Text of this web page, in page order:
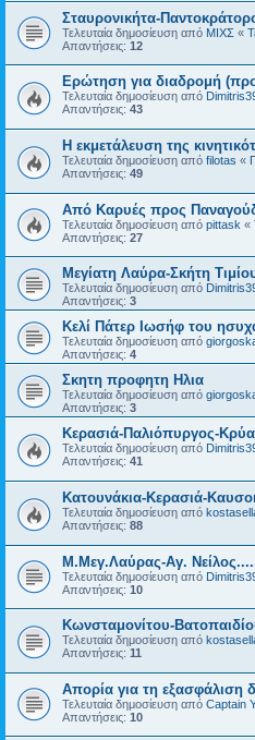
Σταυρονικήτα-
Τελευταία δημοσίευση από ΜΙΧΣ «
Απαντήσεις: 12
Ερώτηση για διαδρομή
Τελευταία δημοσίευση από
Απαντήσεις: 43
Η εκμετάλευση της
Τελευταία δημοσίευση από filotas «
Απαντήσεις: 49
Από Καρυές προς
Τελευταία δημοσίευση από pittask «
Απαντήσεις: 27
Μεγίατη Λαύρα-Σκήτη
Τελευταία δημοσίευση από
Απαντήσεις: 3
Κελί Πάτερ Ιωσήφ του
Τελευταία δημοσίευση από
Απαντήσεις: 4
Σκητη προφητη Ηλια
Τελευταία δημοσίευση από
Απαντήσεις: 3
Κερασιά-Παλιόπυργος-
Τελευταία δημοσίευση από
Απαντήσεις: 41
Κατουνάκια-Κερασιά-
Τελευταία δημοσίευση από
Απαντήσεις: 88
Μ.Μεγ.Λαύρας-Αγ.
Τελευταία δημοσίευση από
Απαντήσεις: 10
Κωνσταμονίτου-
Τελευταία δημοσίευση από
Απαντήσεις: 11
Απορία για τη εξασφάλιση
Τελευταία δημοσίευση από Captain
Απαντήσεις: 10